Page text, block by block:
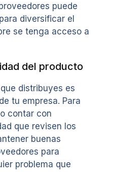
puede
diversificar el
se tenga acceso a
del producto
distribuyes es
tu empresa. Para
contar con
que revisen los
buenas
para
problema que